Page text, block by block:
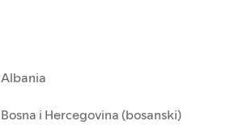
Albania
Bosna i Hercegovina (bosanski)